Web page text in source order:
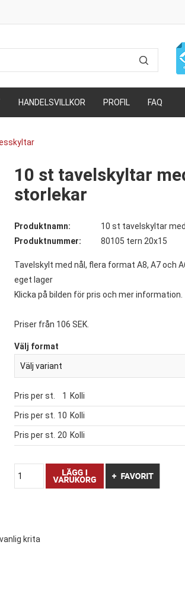
HANDELSVILLKOR PROFIL FAQ
10 st tavelskyltar
storlekar
Produktnamn:
10 st tavelskyltar
Produktnummer:
80105 tern 20x15
Tavelskylt med nål, flera format A8, A7 och
eget lager
Klicka på bilden för pris och mer information.
Priser från 106 SEK.
Välj format
Pris per st. 1 Kolli
Pris per st. 10 Kolli
Pris per st. 20 Kolli
krita